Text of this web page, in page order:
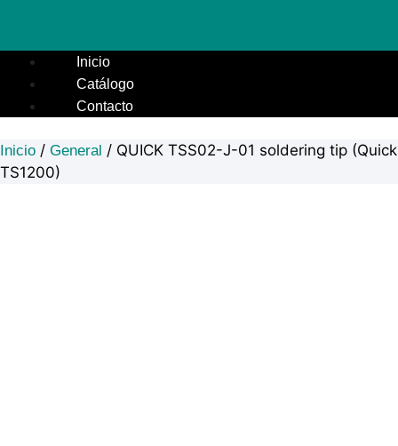
Inicio
Catálogo
Contacto
Inicio / General / QUICK TSS02-J-01 soldering tip (Quick
TS1200)